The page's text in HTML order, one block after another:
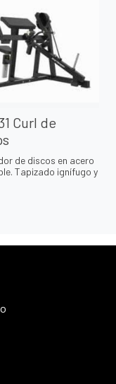
Curl de
de discos en acero
Tapizado ignífugo y